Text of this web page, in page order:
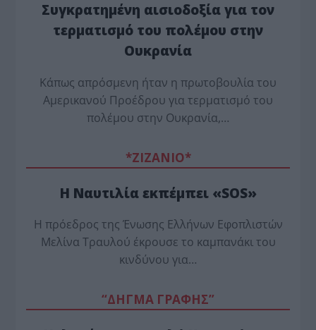
Συγκρατημένη αισιοδοξία για τον
τερματισμό του πολέμου στην
Ουκρανία
Κάπως απρόσμενη ήταν η πρωτοβουλία του
Αμερικανού Προέδρου για τερματισμό του
πολέμου στην Ουκρανία,…
*ZΙΖΑΝΙΟ*
Η Ναυτιλία εκπέμπει «SOS»
Η πρόεδρος της Ένωσης Ελλήνων Εφοπλιστών
Μελίνα Τραυλού έ­κρουσε το καμπανάκι του
κινδύνου για…
“ΔΗΓΜΑ ΓΡΑΦΗΣ”